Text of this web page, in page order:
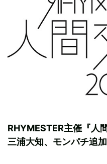
RHYMESTER主催『人
三浦大知、モンパチ追加